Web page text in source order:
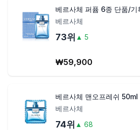
베르사체 퍼퓸 6종 단품/기
베르사체
73위 ▲ 5
₩59,900
베르사체 맨오프레쉬 50ml
베르사체
74위 ▲ 68